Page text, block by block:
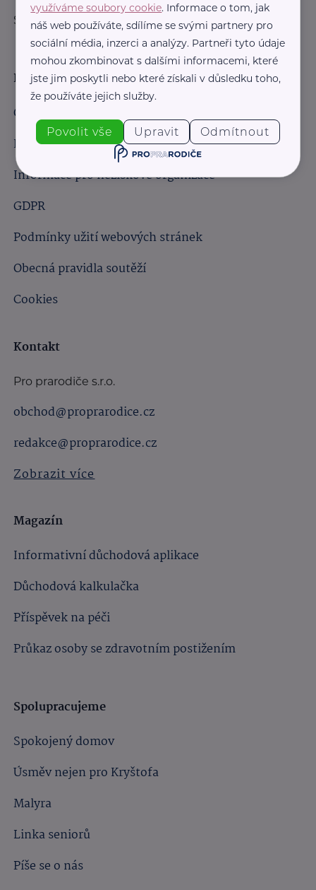
Sledujte nás:
Důležité odkazy
Obchodní podmínky
Informace pro obchodní partnery
Informace pro neziskové organizace
GDPR
Podmínky užití webových stránek
Obecná pravidla soutěží
Cookies
Kontakt
Pro prarodiče s.r.o.
obchod@proprarodice.cz
redakce@proprarodice.cz
Zobrazit více
Magazín
Informativní důchodová aplikace
Důchodová kalkulačka
Příspěvek na péči
Průkaz osoby se zdravotním postižením
Spolupracujeme
Spokojený domov
Úsměv nejen pro Kryštofa
Malyra
Linka seniorů
Píše se o nás
využíváme soubory cookie. Informace o tom, jak
náš web používáte, sdílíme se svými partnery pro
sociální média, inzerci a analýzy. Partneři tyto údaje
mohou zkombinovat s dalšími informacemi, které
jste jim poskytli nebo které získali v důsledku toho,
že používáte jejich služby.
Povolit vše Upravit Odmítnout